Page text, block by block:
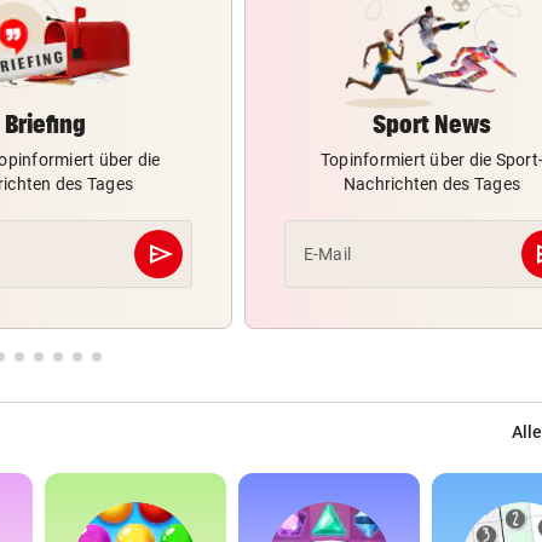
Briefing
über die
des Tages
send
Abschicken
Sport News
Topinformiert über die Sport-
Nachrichten des Tages
E-Mail